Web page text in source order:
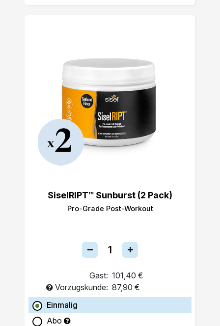
SiselRIPT™ Sunburst (2 Pack)
Pro-Grade Post-Workout
Gast: 101,40 €
Vorzugskunde: 87,90 €
Einmalig
Abo